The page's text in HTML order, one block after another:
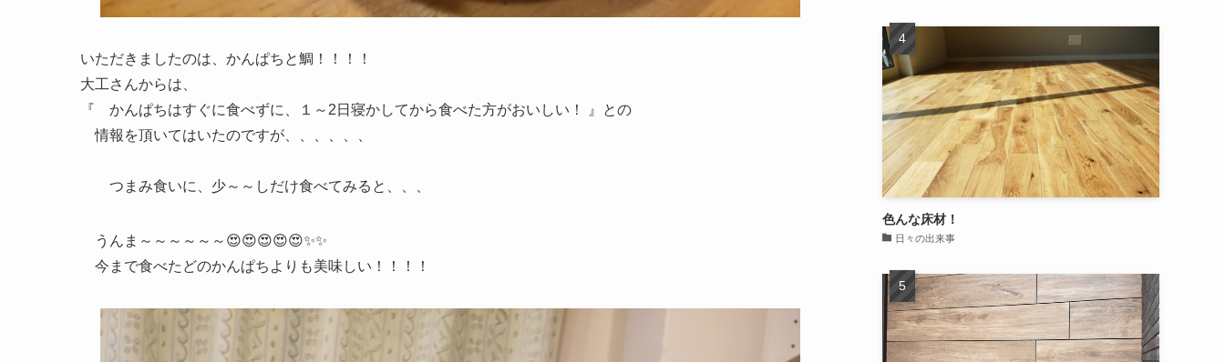
いただきましたのは、かんぱちと鯛！！！！
大工さんからは、
『 かんぱちはすぐに食べずに、１～2日寝かしてから食べた方がおいしい！ 』との
情報を頂いてはいたのですが、、、、、、
つまみ食いに、少～～しだけ食べてみると、、、
うんま～～～～～～😍😍😍😍😍✨✨
今まで食べたどのかんぱちよりも美味しい！！！！
色んな床材！
日々の出来事